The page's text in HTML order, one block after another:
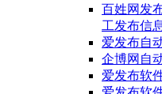
百姓网发
工发布信
爱发布自
企博网自
爱发布软